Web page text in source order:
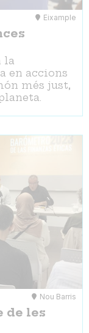
Eixample
la
en accions
més just,
Nou Barris
de les